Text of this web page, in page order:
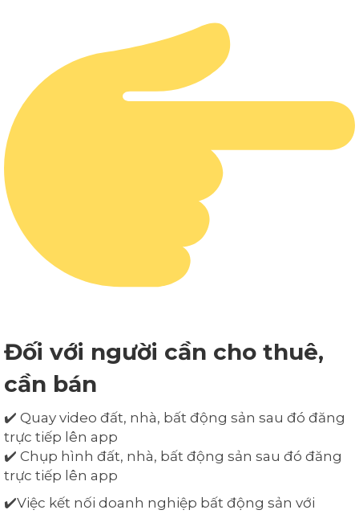
Đối với người cần cho thuê,
cần bán
✔️ Quay video đất, nhà, bất động sản sau đó đăng
trực tiếp lên app
✔️ Chụp hình đất, nhà, bất động sản sau đó đăng
trực tiếp lên app
✔️Việc kết nối doanh nghiệp bất động sản với